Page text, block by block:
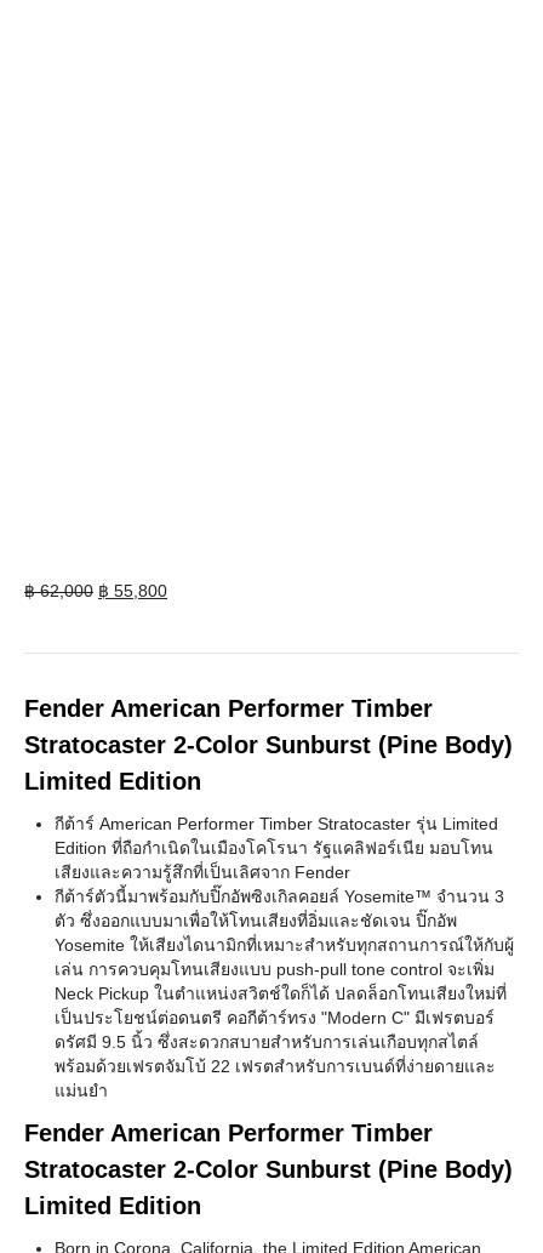
฿62,000 Original
฿ 55,800Current
Fender American Performer Timber
Stratocaster 2-Color Sunburst (Pine Body)
Limited Edition
กีต้าร์ American Performer Timber Stratocaster รุ่น Limited
Edition ที่ถือกำเนิดในเมืองโคโรนา รัฐแคลิฟอร์เนีย มอบโทน
เสียงและความรู้สึกที่เป็นเลิศจาก Fender
กีต้าร์ตัวนี้มาพร้อมกับปิ๊กอัพซิงเกิลคอยล์ Yosemite™ จำนวน 3
ตัว ซึ่งออกแบบมาเพื่อให้โทนเสียงที่อิ่มและชัดเจน ปิ๊กอัพ
Yosemite ให้เสียงไดนามิกที่เหมาะสำหรับทุกสถานการณ์ให้กับผู้
เล่น การควบคุมโทนเสียงแบบ push-pull tone control จะเพิ่ม
Neck Pickup ในตำแหน่งสวิตช์ใดก็ได้ ปลดล็อกโทนเสียงใหม่ที่
เป็นประโยชน์ต่อดนตรี คอกีต้าร์ทรง "Modern C" มีเฟรตบอร์
ดรัศมี 9.5 นิ้ว ซึ่งสะดวกสบายสำหรับการเล่นเกือบทุกสไตล์
พร้อมด้วยเฟรตจัมโบ้ 22 เฟรตสำหรับการเบนด์ที่ง่ายดายและ
แม่นยำ
Fender American Performer Timber
Stratocaster 2-Color Sunburst (Pine Body)
Limited Edition
Born in Corona, California, the Limited Edition American